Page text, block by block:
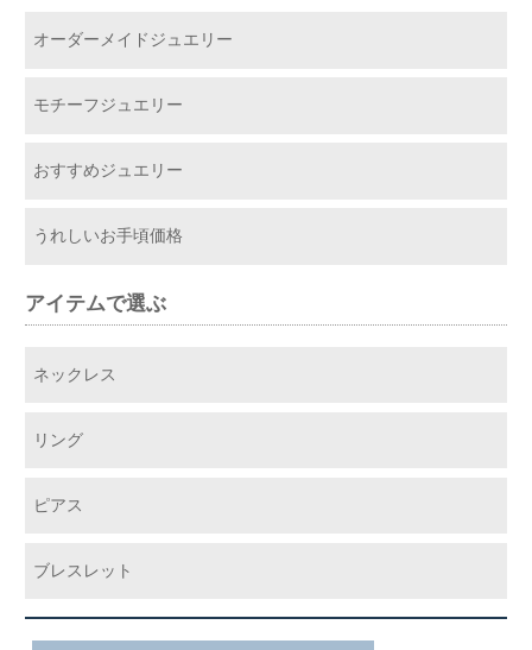
オーダーメイドジュエリー
モチーフジュエリー
おすすめジュエリー
うれしいお手頃価格
アイテムで選ぶ
ネックレス
リング
ピアス
ブレスレット